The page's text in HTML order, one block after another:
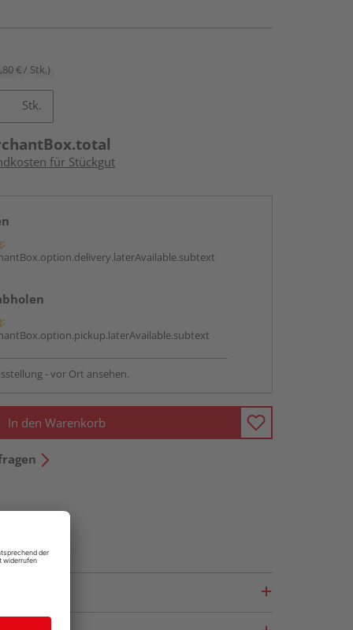
€ / Stk.)
Stk.
für Stückgut
- vor Ort ansehen.
In den Warenkorb